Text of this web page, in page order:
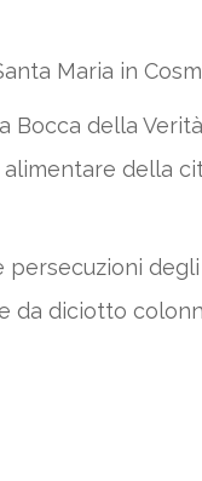
Maria in
della
alimentare della
da diciotto